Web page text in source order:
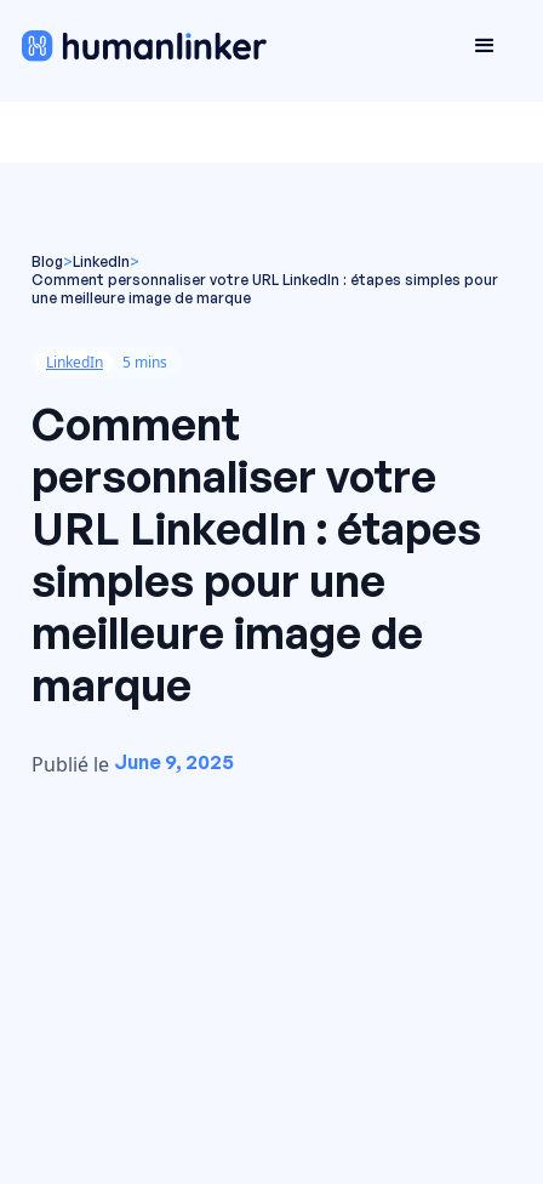
Blog>LinkedIn>
Comment personnaliser votre URL LinkedIn : étapes simples pour
une meilleure image de marque
LinkedIn 5 mins
Comment
personnaliser votre
URL LinkedIn : étapes
simples pour une
meilleure image de
marque
Publié le June 9, 2025